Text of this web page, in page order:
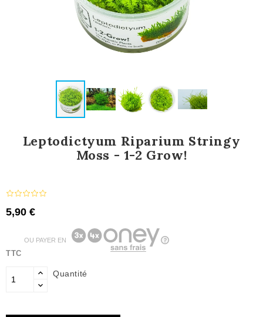
Leptodictyum Riparium Stringy
Moss - 1-2 Grow!
5,90 €
TTC
OU PAYER EN
Quantité